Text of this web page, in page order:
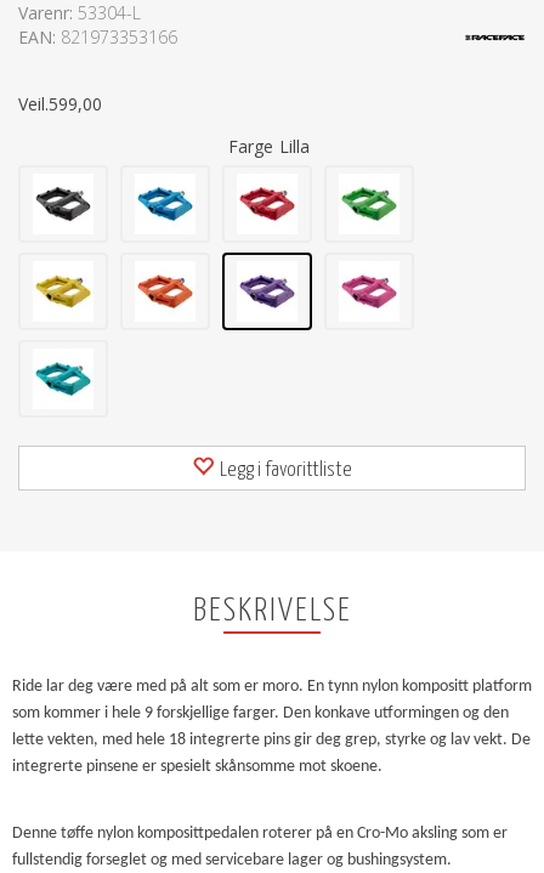
Varenr: 53304-L
EAN: 821973353166
Veil.599,00
Farge Lilla
Legg i favorittliste
BESKRIVELSE
Ride lar deg være med på alt som er moro. En tynn nylon kompositt platform
som kommer i hele 9 forskjellige farger. Den konkave utformingen og den
lette vekten, med hele 18 integrerte pins gir deg grep, styrke og lav vekt. De
integrerte pinsene er spesielt skånsomme mot skoene.
Denne tøffe nylon komposittpedalen roterer på en Cro-Mo aksling som er
fullstendig forseglet og med servicebare lager og bushingsystem.